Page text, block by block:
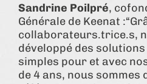
Sandrine Poilpré,
Générale de Keenat
collaborateurs.trice.s,
développé des
simples pour et avec
de 4 ans, nous sommes